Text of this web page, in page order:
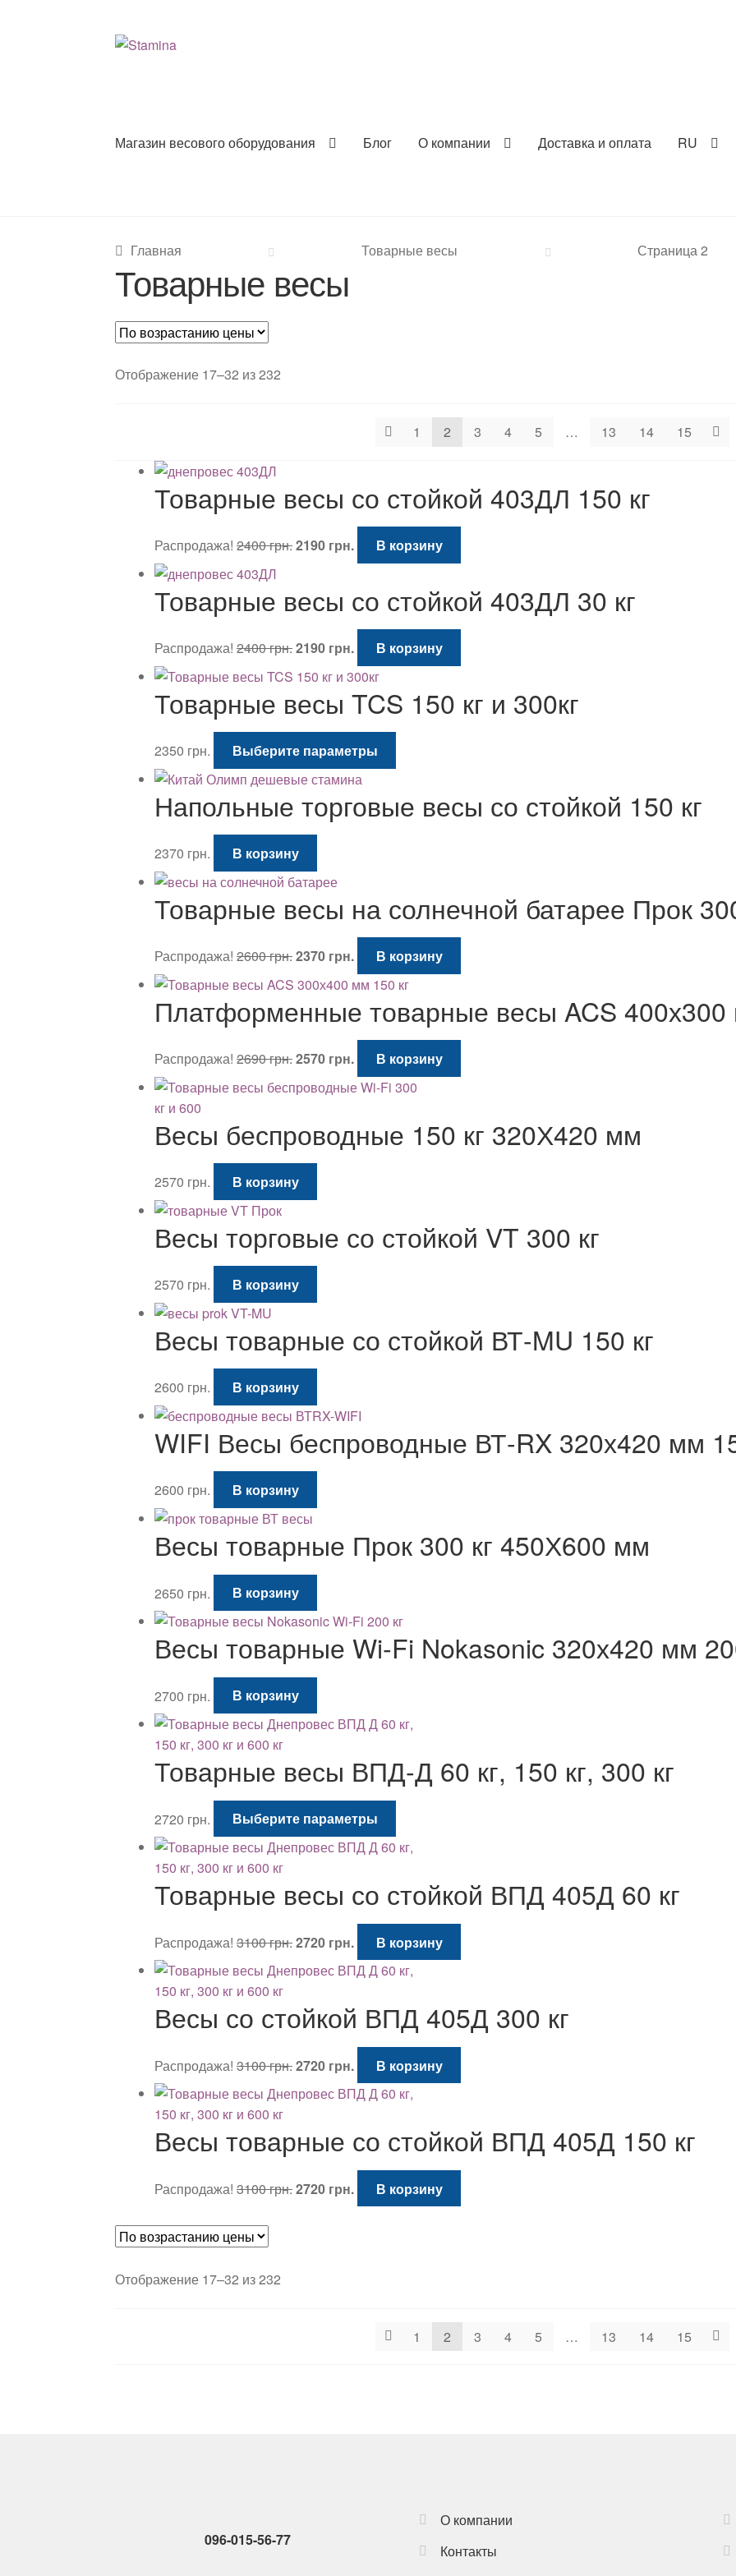
Перейти
Перейти
Магазин весового оборудования Блог О компании Доставка и оплата RU
Главная Товарные весы Страница 2
Товарные весы
Отображение 17–32 из 232
1
2 3 4 5 … 13 14 15
Товарные весы со стойкой 403ДЛ 150 кг
Распродажа! 2400грн. Первоначальная
цена
2400 грн..
2190 грн. Текущая
цена:
В корзину
Товарные весы со стойкой 403ДЛ 30 кг
Распродажа! 2400грн. Первоначальная
цена
составляла
2400 грн..
2190 грн. Текущая
цена:
2190 грн..
В корзину
Товарные весы TCS 150 кг и 300кг
2350 грн. Выберите параметры
несколько
на
Напольные торговые весы со стойкой 150 кг
2370 грн. В корзину
Товарные весы на солнечной батарее Прок
Распродажа! 2600грн. Первоначальная
цена
составляла
2600 грн..
2370 грн. Текущая
цена:
2370 грн..
В корзину
Платформенные товарные весы ACS 400х300
Распродажа! 2690грн. Первоначальная
цена
составляла
2570 грн. Текущая
цена:
2570 грн..
В корзину
Весы беспроводные 150 кг 320Х420 мм
2570 грн. В корзину
Весы торговые со стойкой VT 300 кг
2570 грн. В корзину
Весы товарные со стойкой ВТ-MU 150 кг
2600 грн. В корзину
WIFI Весы беспроводные ВТ-RX 320х420 мм
2600 грн. В корзину
Весы товарные Прок 300 кг 450Х600 мм
2650 грн. В корзину
Весы товарные Wi-Fi Nokasonic 320х420 мм
2700 грн. В корзину
Товарные весы ВПД-Д 60 кг, 150 кг, 300 кг
2720 грн. Выберите параметры
имеет
вариаций.
выбрать
на
товара.
Товарные весы со стойкой ВПД 405Д 60 кг
Распродажа! 3100грн. Первоначальная
цена
составляла
2720 грн. Текущая
цена:
2720 грн..
В корзину
Весы со стойкой ВПД 405Д 300 кг
Распродажа! 3100грн. Первоначальная
цена
составляла
2720 грн. Текущая
цена:
2720 грн..
В корзину
Весы товарные со стойкой ВПД 405Д 150 кг
Распродажа! 3100грн. Первоначальная
цена
2720 грн. Текущая
цена:
В корзину
Отображение 17–32 из 232
1
2 3 4 5 … 13 14 15
096-015-56-77
О компании
Контакты